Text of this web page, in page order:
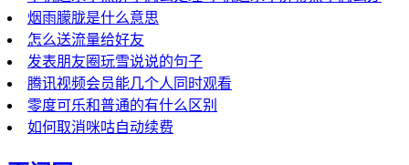
烟雨朦胧是什么意思
怎么送流量给好友
发表朋友圈玩雪说说的句子
腾讯视频会员能几个人同时观看
零度可乐和普通的有什么区别
如何取消咪咕自动续费